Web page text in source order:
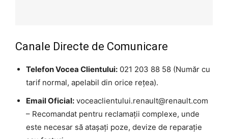
Canale Directe de Comunicare
Telefon Vocea Clientului: 021 203 88 58 (Număr cu
tarif normal, apelabil din orice rețea).
Email Oficial: voceaclientului.renault@renault.com
– Recomandat pentru reclamații complexe, unde
este necesar să atașați poze, devize de reparație